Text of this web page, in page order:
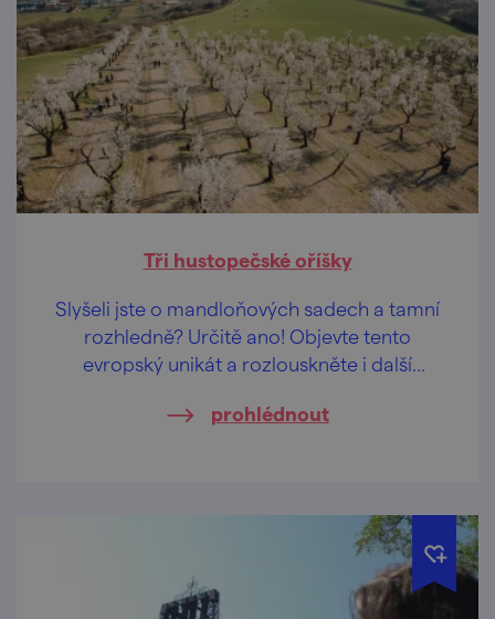
Tři hustopečské oříšky
Slyšeli jste o mandloňových sadech a tamní
rozhledně? Určitě ano! Objevte tento
evropský unikát a rozlouskněte i další
prohlédnout